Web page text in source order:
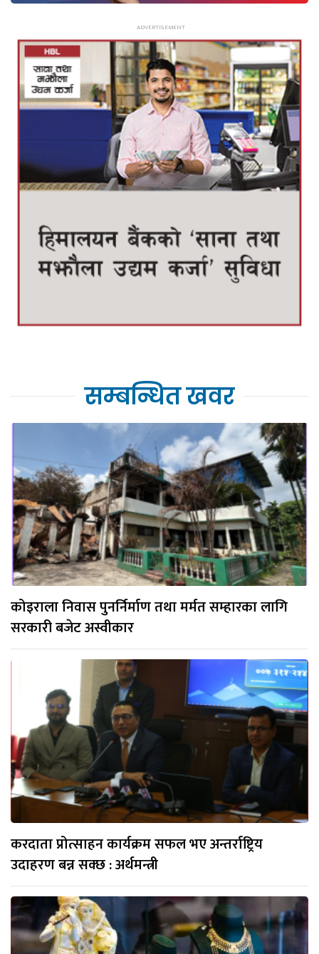
सम्बन्धित खवर
कोइराला निवास पुनर्निर्माण तथा मर्मत सम्हारका लागि
सरकारी बजेट अस्वीकार
करदाता प्रोत्साहन कार्यक्रम सफल भए अन्तर्राष्ट्रिय
उदाहरण बन्न सक्छ : अर्थमन्त्री